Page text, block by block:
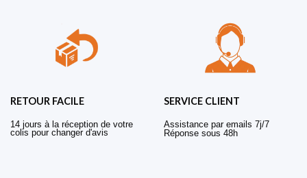
RETOUR FACILE
14 jours à la réception de votre
colis pour changer d'avis
SERVICE CLIENT
Assistance par emails 7j/7
Réponse sous 48h